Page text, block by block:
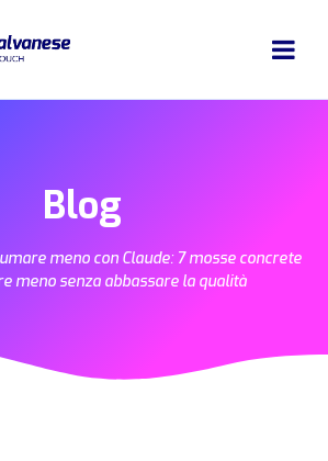
Blog
meno con Claude: 7 mosse concrete
meno senza abbassare la qualità